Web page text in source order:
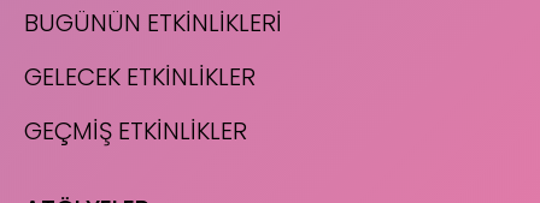
BUGÜNÜN ETKİNLİKLERİ
GELECEK ETKİNLİKLER
GEÇMİŞ ETKİNLİKLER